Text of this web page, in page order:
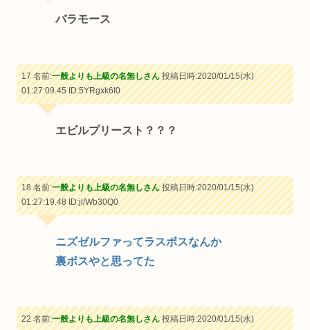
バラモース
17 名前:一般よりも上級の名無しさん投稿日時:2020/01/15(水)
01:27:09.45ID:5YRgxk6I0
エビルプリースト？？？
18 名前:一般よりも上級の名無しさん投稿日時:2020/01/15(水)
01:27:19.48ID:jl/Wb30Q0
ニズゼルファってラスボスなんか
裏ボスやと思ってた
22 名前:一般よりも上級の名無しさん投稿日時:2020/01/15(水)